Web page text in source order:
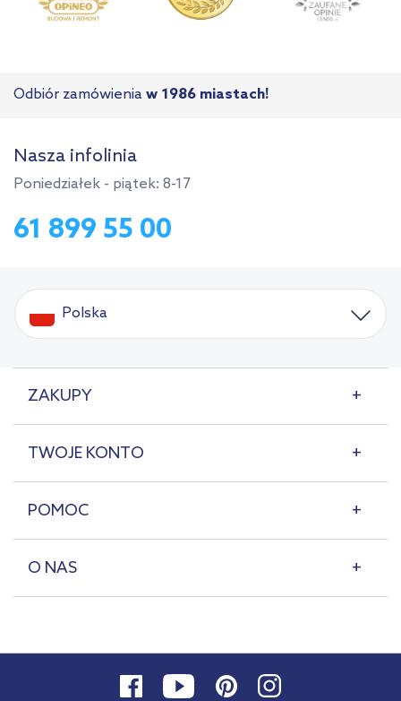
Odbiór zamówienia w 1986 miastach!
Nasza infolinia
Poniedziałek - piątek: 8-17
61 899 55 00
Polska
ZAKUPY
TWOJE KONTO
POMOC
O NAS